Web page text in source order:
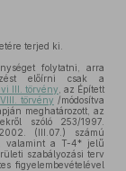
terjed ki.
folytatni, arra
előírni csak a
III. törvény , az Épített
törvény /módosítva
meghatározott, az
szóló 253/1997.
(III.07.) számú
valamint a T-4* jelű
szabályozási terv
figyelembevételével